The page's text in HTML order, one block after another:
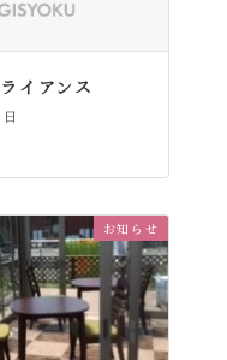
イアンス
お知らせ